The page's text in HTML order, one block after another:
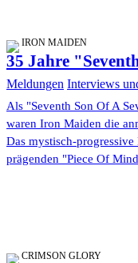
IRON MAIDEN
35 Jahre
Meldungen Interviews
Als "Seventh Son Of A
waren Iron Maiden die
Das mystisch-
prägenden "Piece Of
CRIMSON GLORY